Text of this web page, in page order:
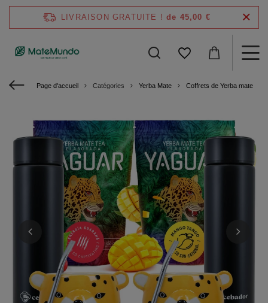
LIVRAISON GRATUITE ! de 45,00 €
Page d'accueil Catégories Yerba Mate Coffrets de Yerba mate